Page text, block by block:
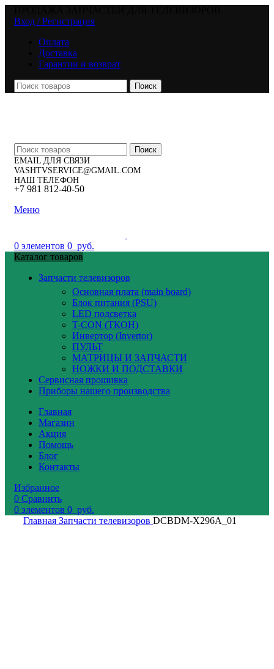
Вход / Регистрация
Оплата
Доставка
Гарантии и возврат
Поиск
Поиск
EMAIL ДЛЯ СВЯЗИ
VASHTVSERVICE@GMAIL.COM
НАШ ТЕЛЕФОН
+7 981 812-40-50
Меню
0 элементов 0 руб.
Каталог товаров
Запчасти телевизоров
Основная плата (main board)
Блок питания (PSU)
LED подсветка
T-CON (ТКОН)
Инвертор (Invertor)
ПУЛЬТ
МАТРИЦЫ И ЗАПЧАСТИ
НОЖКИ И ПОДСТАВКИ
Сервисная прошивка
Приборы нашего производства
Главная
Магазин
Акция
Помощь
Блог
Контакты
Избранное
0 Сравнить
0 элементов 0 руб.
Главная Запчасти телевизоров DCBDM-X296A_01